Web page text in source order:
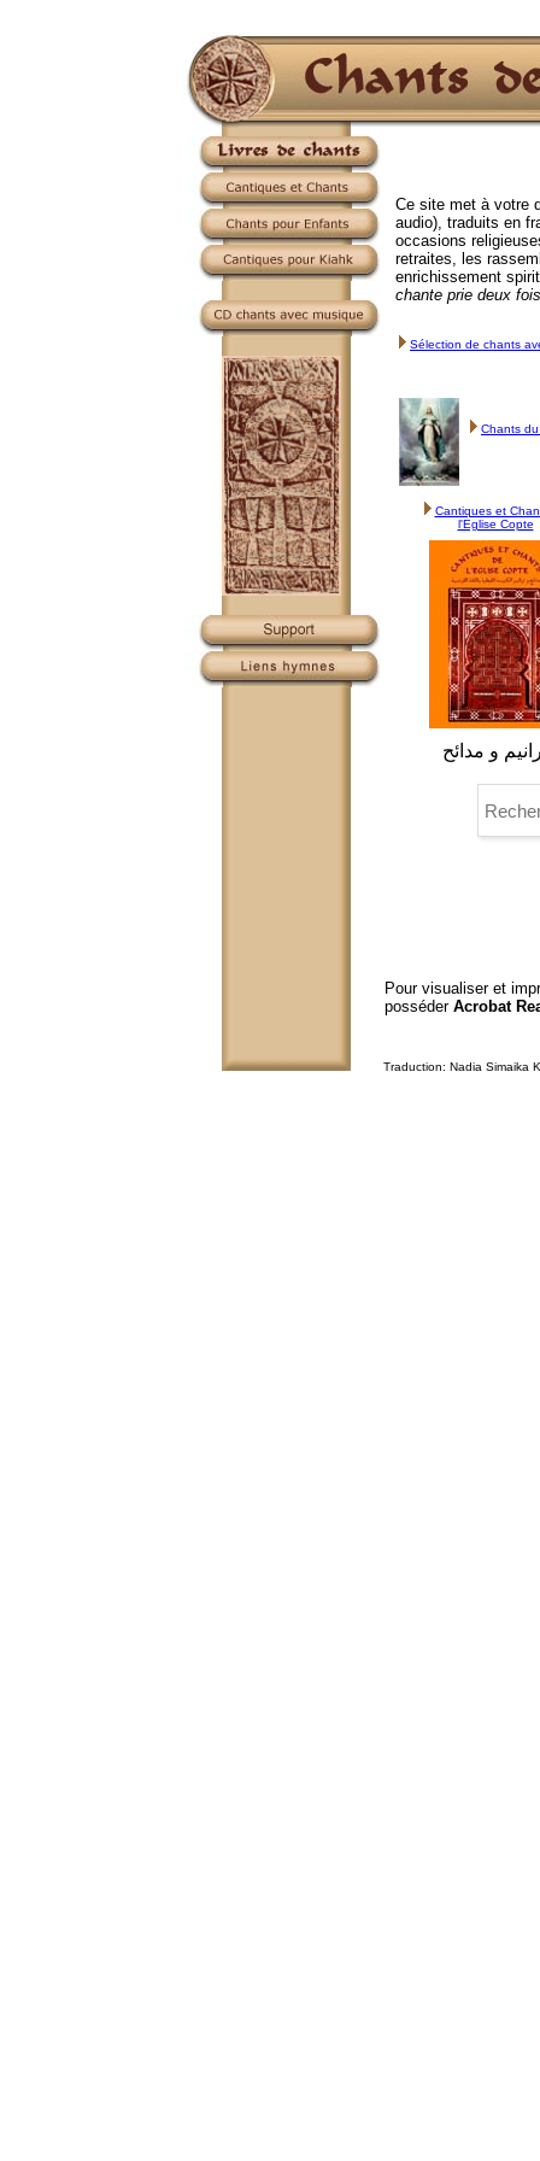
Ce site met à votre
audio), traduits en
occasions
retraites, les
enrichissement
chante prie deux fois
Sélection de chants
Chants
Cantiques et
l'Eglise Copte
و مدائح
Pour visualiser et
posséder Acrobat
Traduction: Nadia Simaika